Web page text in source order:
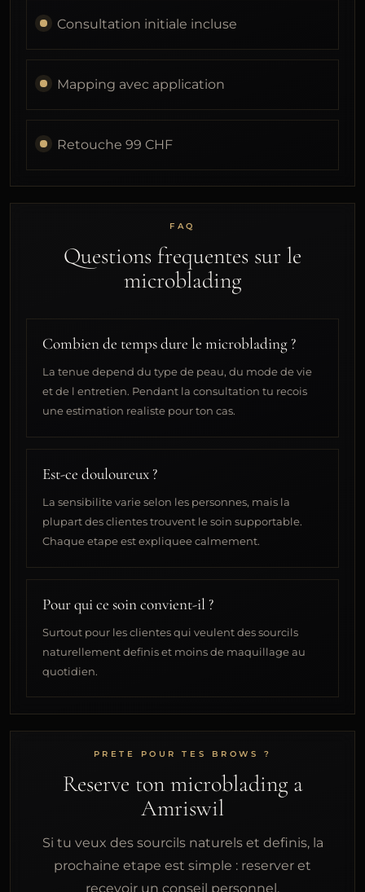
Consultation initiale incluse
Mapping avec application
Retouche 99 CHF
FAQ
Questions frequentes sur le
microblading
Combien de temps dure le microblading ?
La tenue depend du type de peau, du mode de vie
et de l entretien. Pendant la consultation tu recois
une estimation realiste pour ton cas.
Est-ce douloureux ?
La sensibilite varie selon les personnes, mais la
plupart des clientes trouvent le soin supportable.
Chaque etape est expliquee calmement.
Pour qui ce soin convient-il ?
Surtout pour les clientes qui veulent des sourcils
naturellement definis et moins de maquillage au
quotidien.
PRETE POUR TES BROWS ?
Reserve ton microblading a
Amriswil
Si tu veux des sourcils naturels et definis, la
prochaine etape est simple : reserver et
recevoir un conseil personnel.